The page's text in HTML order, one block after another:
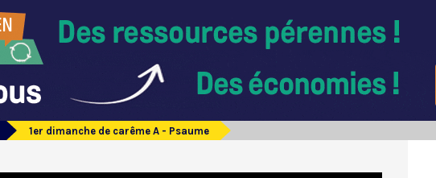
1er dimanche de carême A - Psaume